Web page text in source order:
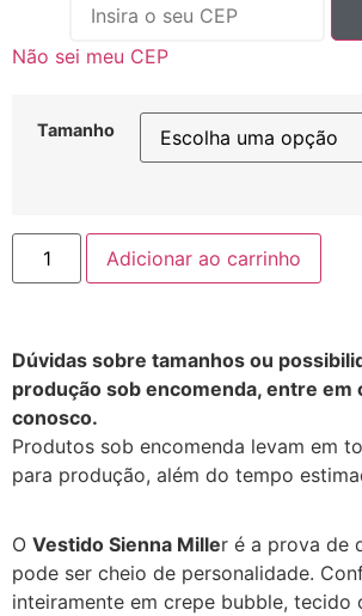
Não sei meu CEP
Tamanho
Adicionar ao carrinho
Dúvidas sobre tamanhos ou
produção sob encomenda, entre em
conosco.
Produtos sob encomenda levam em
para produção, além do tempo
O Vestido Sienna Miller é a prova de
pode ser cheio de personalidade.
inteiramente em crepe bubble, tecido